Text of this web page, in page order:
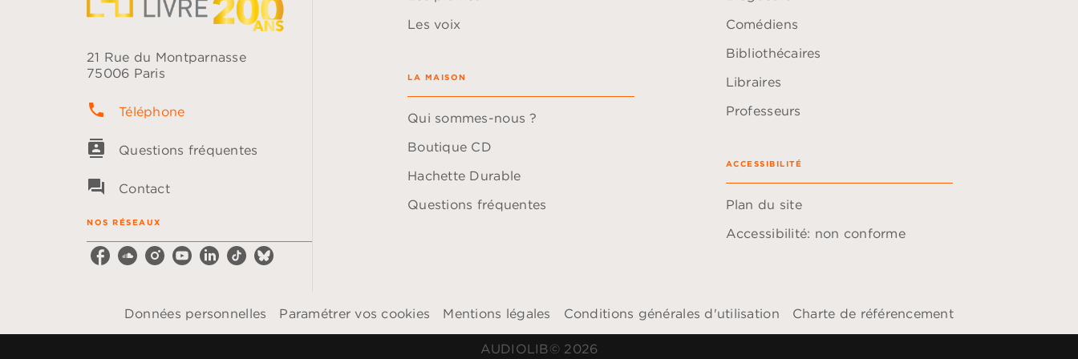
21 Rue du Montparnasse
75006 Paris
phone Téléphone
contacts Questions fréquentes
question_answer Contact
NOS RÉSEAUX
Les voix
LA MAISON
Qui sommes-nous ?
Boutique CD
Hachette Durable
Questions fréquentes
Comédiens
Bibliothécaires
Libraires
Professeurs
ACCESSIBILITÉ
Plan du site
Accessibilité: non conforme
Données personnelles Paramétrer vos cookies Mentions légales Conditions générales d'utilisation Charte de référencement
AUDIOLIB© 2026